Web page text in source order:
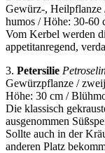
Gewürz-, Heilpflanze
humos / Höhe: 30-60
Vom Kerbel werden
appetitanregend,
3. Petersilie
Gewürzpflanze /
Höhe: 30 cm /
Die klassisch
ausgenommen
Sollte auch in der
anderen Platz